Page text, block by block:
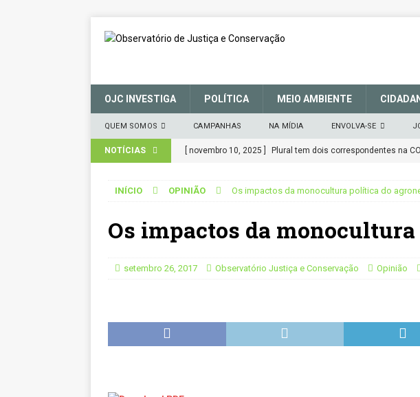
OJC INVESTIGA POLÍTICA MEIO AMBIENTE
QUEM SOMOS CAMPANHAS NA MÍDIA ENVOLVA-SE
NOTÍCIAS [ novembro 10, 2025 ] Plural tem dois correspondentes na
[ março 27, 2025 ] MANIFESTO EM DEFESA DO SISTEMA
CONSERVAÇÃO (SNUC) – 27 de março de 2025
Parceria fortalece a sinalização no
CIDADANIA
O assustador derretimento das geleiras
INÍCIO OPINIÃO Os impactos da monocultura política do
Os impactos da
setembro 26, 2017 Observatório Justiça e Conservação Opinião